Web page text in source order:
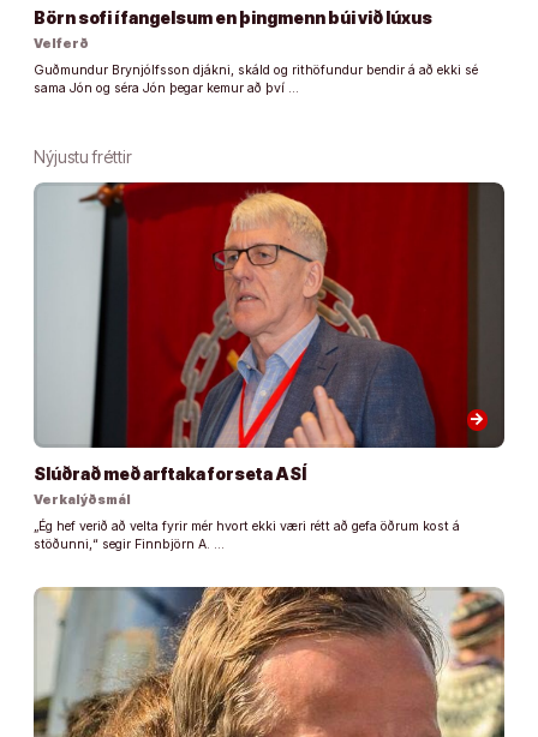
Börn sofi í fangelsum en þingmenn búi við lúxus
Velferð
Guðmundur Brynjólfsson djákni, skáld og rithöfundur bendir á að ekki sé
sama Jón og séra Jón þegar kemur að því …
Nýjustu fréttir
arrow_forward
Slúðrað með arftaka forseta ASÍ
Verkalýðsmál
„Ég hef verið að velta fyrir mér hvort ekki væri rétt að gefa öðrum kost á
stöðunni,“ segir Finnbjörn A. …